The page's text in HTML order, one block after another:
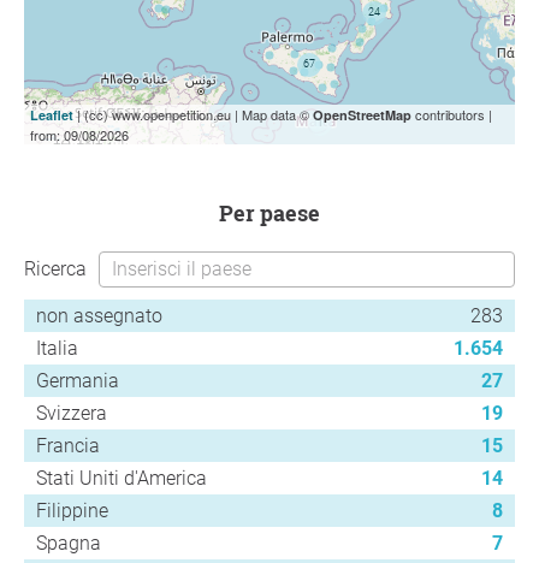
Leaflet| (cc) www.openpetition.eu | Map data © OpenStreetMap contributors |
from: 09/08/2026
per paese
Ricerca
non assegnato
283
Italia
1.654
Germania
27
Svizzera
19
Francia
15
Stati Uniti d'America
14
Filippine
8
Spagna
7